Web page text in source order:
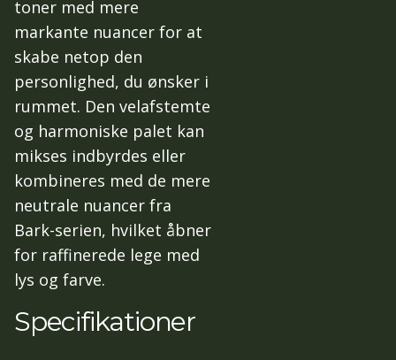
toner med mere
markante nuancer for at
skabe netop den
personlighed, du ønsker i
rummet. Den velafstemte
og harmoniske palet kan
mikses indbyrdes eller
kombineres med de mere
neutrale nuancer fra
Bark-serien, hvilket åbner
for raffinerede lege med
lys og farve.
Specifikationer